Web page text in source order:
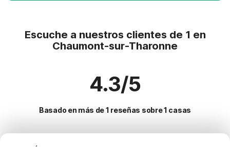
Escuche a nuestros clientes de 1 en
Chaumont-sur-Tharonne
4.3/5
Basado en más de 1 reseñas sobre 1 casas